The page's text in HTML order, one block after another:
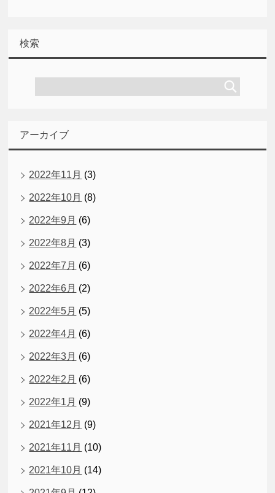
検索
アーカイブ
2022年11月 (3)
2022年10月 (8)
2022年9月 (6)
2022年8月 (3)
2022年7月 (6)
2022年6月 (2)
2022年5月 (5)
2022年4月 (6)
2022年3月 (6)
2022年2月 (6)
2022年1月 (9)
2021年12月 (9)
2021年11月 (10)
2021年10月 (14)